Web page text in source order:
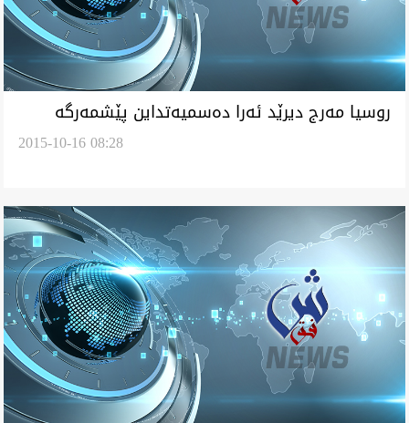
روسيا مه‌رج ديرێد ئه‌را ده‌سميه‌تداين پێشمه‌رگه‌
2015-10-16 08:28